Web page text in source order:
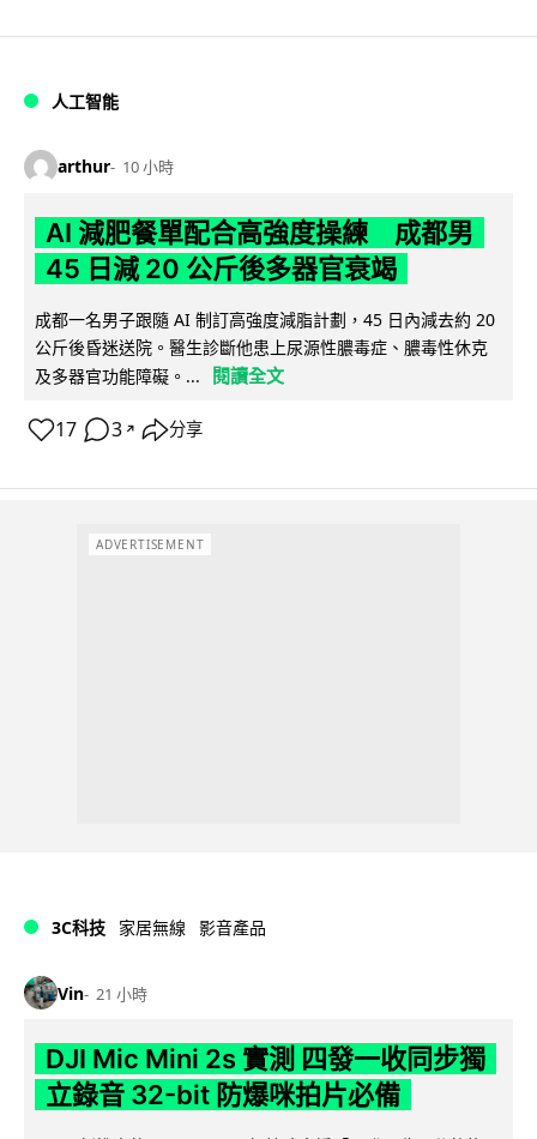
人工智能
arthur 10 小時
AI 減肥餐單配合高強度操練 成都男
45 日減 20 公斤後多器官衰竭
成都一名男子跟隨 AI 制訂高強度減脂計劃，45 日內減去約 20
公斤後昏迷送院。醫生診斷他患上尿源性膿毒症、膿毒性休克
及多器官功能障礙。...
閱讀全文
17 3 ↗ 分享
ADVERTISEMENT
3C科技 家居無線 影音產品
Vin 21 小時
DJI Mic Mini 2s 實測 四發一收同步獨
立錄音 32-bit 防爆咪拍片必備